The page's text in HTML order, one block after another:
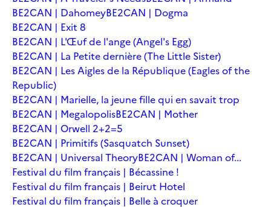
BE2CAN | DahomeyBE2CAN | Dogma
BE2CAN | Exit 8
BE2CAN | L'Œuf de l'ange (Angel's Egg)
BE2CAN | La Petite dernière (The Little Sister)
BE2CAN | Les Aigles de la République (Eagles of the
Republic)
BE2CAN | Marielle, la jeune fille qui en savait trop
BE2CAN | MegalopolisBE2CAN | Mother
BE2CAN | Orwell 2+2=5
BE2CAN | Primitifs (Sasquatch Sunset)
BE2CAN | Universal TheoryBE2CAN | Woman of...
Festival du film français | Bécassine !
Festival du film français | Beirut Hotel
Festival du film français | Belle à croquer